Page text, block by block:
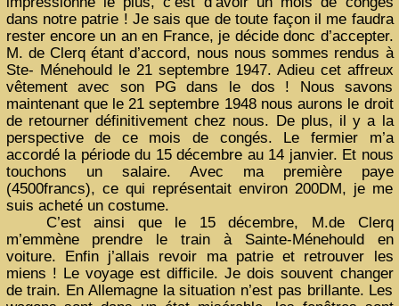
dans notre patrie ! Je sais que de toute façon il me faudra
rester encore un an en France, je décide donc d’accepter.
M. de Clerq étant d’accord, nous nous sommes rendus à
Ste- Ménehould le 21 septembre 1947. Adieu cet affreux
vêtement avec son PG dans le dos ! Nous savons
maintenant que le 21 septembre 1948 nous aurons le droit
de retourner définitivement chez nous. De plus, il y a la
perspective de ce mois de congés. Le fermier m’a
accordé la période du 15 décembre au 14 janvier. Et nous
touchons un salaire. Avec ma première paye
(4500francs), ce qui représentait environ 200DM, je me
suis acheté un costume.
C’est ainsi que le 15 décembre, M.de Clerq
m’emmène prendre le train à Sainte-Ménehould en
voiture. Enfin j’allais revoir ma patrie et retrouver les
miens ! Le voyage est difficile. Je dois souvent changer
de train. En Allemagne la situation n’est pas brillante. Les